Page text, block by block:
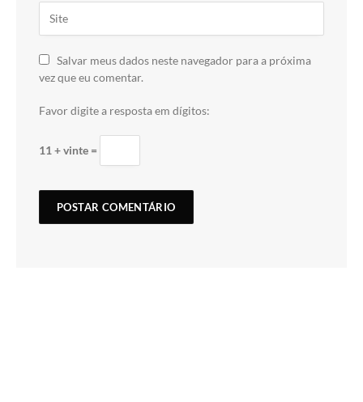
Salvar meus dados neste navegador para a próxima
vez que eu comentar.
Favor digite a resposta em dígitos:
11 + vinte =